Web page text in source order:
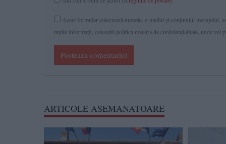
Acest formular colectează numele, e-mailul şi conținutul mesajului,
multe informaţii, consultă politica noastră de confidenţialitate, unde
Posteaza comentariul
ARTICOLE ASEMANATOARE